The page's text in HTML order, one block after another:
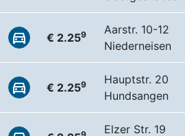
€ 2.259
Aarstr. 10-12
Niederneisen
€ 2.259
Hauptstr. 20
Hundsangen
Elzer Str. 19